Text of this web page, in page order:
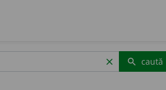
clear search caută